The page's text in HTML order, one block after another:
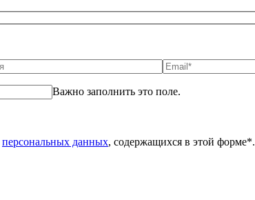
Важно заполнить это поле.
персональных данных, содержащихся в этой форме*.